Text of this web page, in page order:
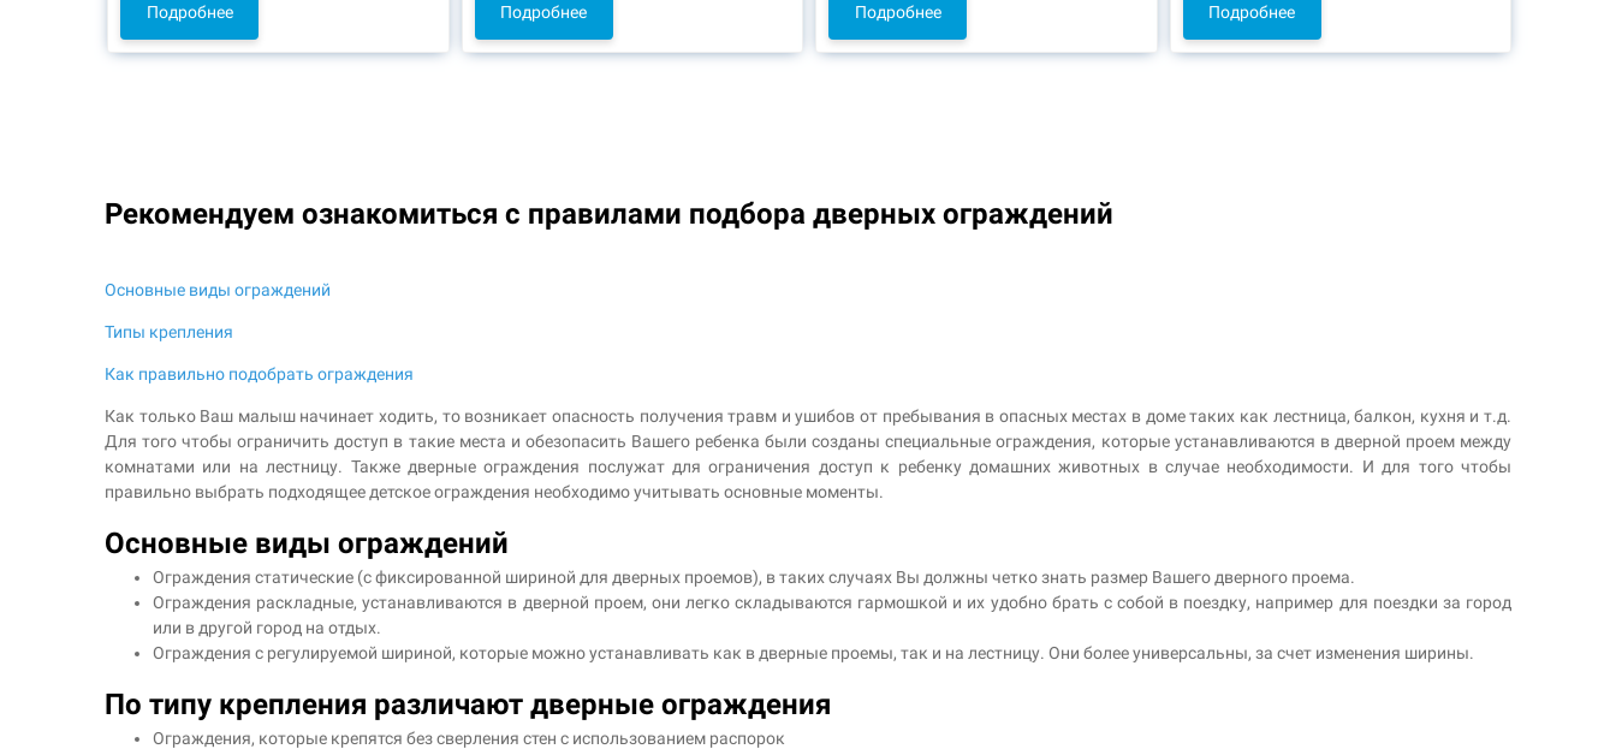
Подробнее Подробнее Подробнее Подробнее
Рекомендуем ознакомиться с правилами подбора дверных ограждений
Основные виды ограждений
Типы крепления
Как правильно подобрать ограждения
Как только Ваш малыш начинает ходить, то возникает опасность получения травм и ушибов от пребывания в опасных местах в доме таких как лестница, балкон, кухня и т.д.
Для того чтобы ограничить доступ в такие места и обезопасить Вашего ребенка были созданы специальные ограждения, которые устанавливаются в дверной проем между
комнатами или на лестницу. Также дверные ограждения послужат для ограничения доступ к ребенку домашних животных в случае необходимости. И для того чтобы
правильно выбрать подходящее детское ограждения необходимо учитывать основные моменты.
Основные виды ограждений
Ограждения статические (с фиксированной шириной для дверных проемов), в таких случаях Вы должны четко знать размер Вашего дверного проема.
Ограждения раскладные, устанавливаются в дверной проем, они легко складываются гармошкой и их удобно брать с собой в поездку, например для поездки за город
или в другой город на отдых.
Ограждения с регулируемой шириной, которые можно устанавливать как в дверные проемы, так и на лестницу. Они более универсальны, за счет изменения ширины.
По типу крепления различают дверные ограждения
Ограждения, которые крепятся без сверления стен с использованием распорок